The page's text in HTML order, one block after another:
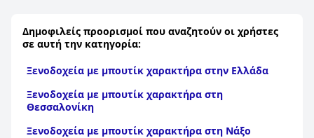
Δημοφιλείς προορισμοί που αναζητούν οι χρήστες
σε αυτή την κατηγορία:
Ξενοδοχεία με μπουτίκ χαρακτήρα στην Ελλάδα
Ξενοδοχεία με μπουτίκ χαρακτήρα στη
Θεσσαλονίκη
Ξενοδοχεία με μπουτίκ χαρακτήρα στη Νάξο